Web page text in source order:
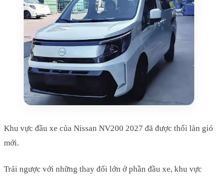
Khu vực đầu xe của Nissan NV200 2027 đã được thổi làn gió
mới.
Trái ngược với những thay đổi lớn ở phần đầu xe, khu vực